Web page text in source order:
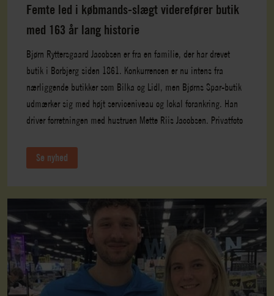
Femte led i købmands-slægt viderefører butik
med 163 år lang historie
Bjørn Ryttersgaard Jacobsen er fra en familie, der har drevet
butik i Borbjerg siden 1861. Konkurrencen er nu intens fra
nærliggende butikker som Bilka og Lidl, men Bjørns Spar-butik
udmærker sig med højt serviceniveau og lokal forankring. Han
driver forretningen med hustruen Mette Riis Jacobsen. Privatfoto
Se nyhed